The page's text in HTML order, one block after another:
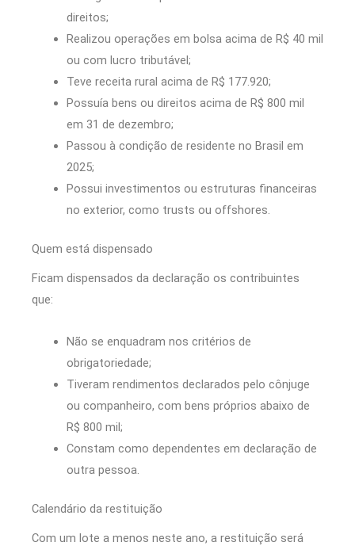
direitos;
Realizou operações em bolsa acima de R$ 40 mil
ou com lucro tributável;
Teve receita rural acima de R$ 177.920;
Possuía bens ou direitos acima de R$ 800 mil
em 31 de dezembro;
Passou à condição de residente no Brasil em
2025;
Possui investimentos ou estruturas financeiras
no exterior, como trusts ou offshores.
Quem está dispensado
Ficam dispensados da declaração os contribuintes
que:
Não se enquadram nos critérios de
obrigatoriedade;
Tiveram rendimentos declarados pelo cônjuge
ou companheiro, com bens próprios abaixo de
R$ 800 mil;
Constam como dependentes em declaração de
outra pessoa.
Calendário da restituição
Com um lote a menos neste ano, a restituição será